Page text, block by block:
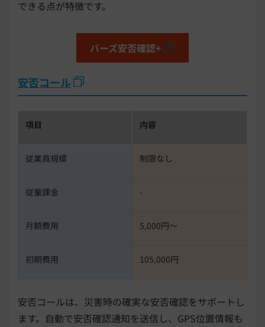
できる点が特徴です。
バーズ安否確認+
安否コール
項目 内容
従業員規模 制限なし
従量課金 -
月額費用 5,000円〜
初期費用 105,000円
安否コールは、災害時の確実な安否確認をサポートし
ます。自動で安否確認通知を送信し、GPS位置情報も